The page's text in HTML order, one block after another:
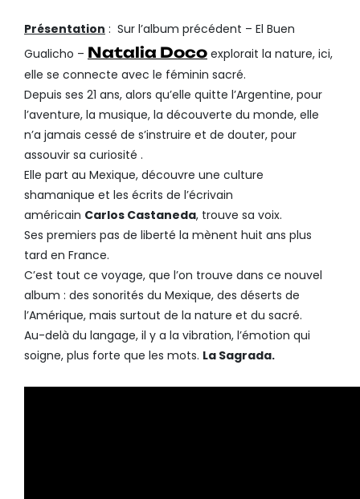
Présentation : Sur l’album précédent – El Buen
Gualicho – Natalia Doco explorait la nature, ici,
elle se connecte avec le féminin sacré.
Depuis ses 21 ans, alors qu’elle quitte l’Argentine, pour
l’aventure, la musique, la découverte du monde, elle
n’a jamais cessé de s’instruire et de douter, pour
assouvir sa curiosité .
Elle part au Mexique, découvre une culture
shamanique et les écrits de l’écrivain
américain Carlos Castaneda, trouve sa voix.
Ses premiers pas de liberté la mènent huit ans plus
tard en France.
C’est tout ce voyage, que l’on trouve dans ce nouvel
album : des sonorités du Mexique, des déserts de
l’Amérique, mais surtout de la nature et du sacré.
Au-delà du langage, il y a la vibration, l’émotion qui
soigne, plus forte que les mots. La Sagrada.